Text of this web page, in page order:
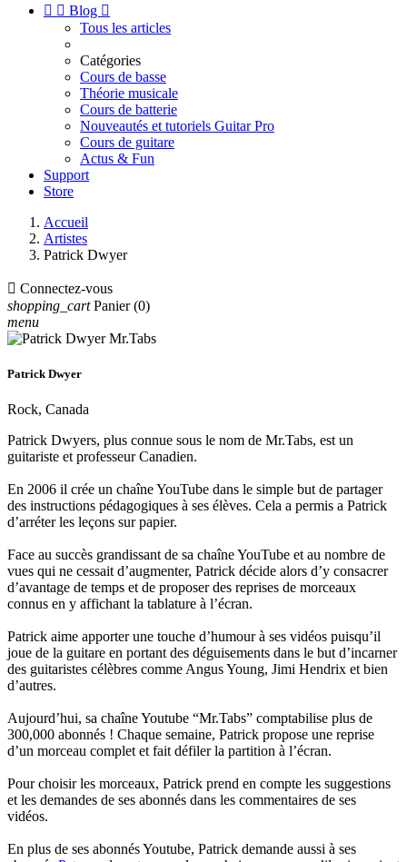
  Blog 
Tous les articles
Catégories
Cours de basse
Théorie musicale
Cours de batterie
Nouveautés et tutoriels Guitar Pro
Cours de guitare
Actus & Fun
Support
Store
Accueil
Artistes
Patrick Dwyer
 Connectez-vous
shopping_cart Panier (0)
menu
Patrick Dwyer
Rock, Canada
Patrick Dwyers, plus connue sous le nom de Mr.Tabs, est un
guitariste et professeur Canadien.
En 2006 il crée un chaîne YouTube dans le simple but de partager
des instructions pédagogiques à ses élèves. Cela a permis a Patrick
d’arréter les leçons sur papier.
Face au succès grandissant de sa chaîne YouTube et au nombre de
vues qui ne cessait d’augmenter, Patrick décide alors d’y consacrer
d’avantage de temps et de proposer des reprises de morceaux
connus en y affichant la tablature à l’écran.
Patrick aime apporter une touche d’humour à ses vidéos puisqu’il
joue de la guitare en portant des déguisements dans le but d’incarner
des guitaristes célèbres comme Angus Young, Jimi Hendrix et bien
d’autres.
Aujourd’hui, sa chaîne Youtube “Mr.Tabs” comptabilise plus de
300,000 abonnés ! Chaque semaine, Patrick propose une reprise
d’un morceau complet et fait défiler la partition à l’écran.
Pour choisir les morceaux, Patrick prend en compte les suggestions
et les demandes de ses abonnés dans les commentaires de ses
vidéos.
En plus de ses abonnés Youtube, Patrick demande aussi à ses